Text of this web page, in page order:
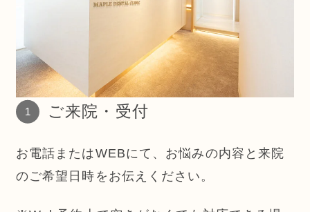
ご来院・受付
お電話またはWEBにて、お悩みの内容と来院
のご希望日時をお伝えください。